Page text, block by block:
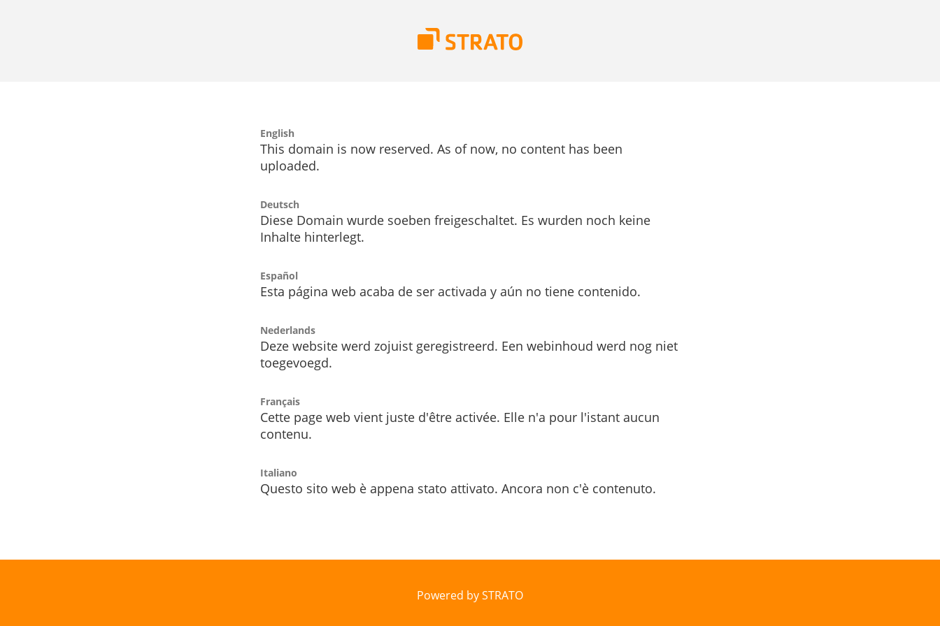
English
This domain is now reserved. As of now, no content has been
uploaded.
Deutsch
Diese Domain wurde soeben freigeschaltet. Es wurden noch keine
Inhalte hinterlegt.
Español
Esta página web acaba de ser activada y aún no tiene contenido.
Nederlands
Deze website werd zojuist geregistreerd. Een webinhoud werd nog niet
toegevoegd.
Français
Cette page web vient juste d'être activée. Elle n'a pour l'istant aucun
contenu.
Italiano
Questo sito web è appena stato attivato. Ancora non c'è contenuto.
Powered by STRATO